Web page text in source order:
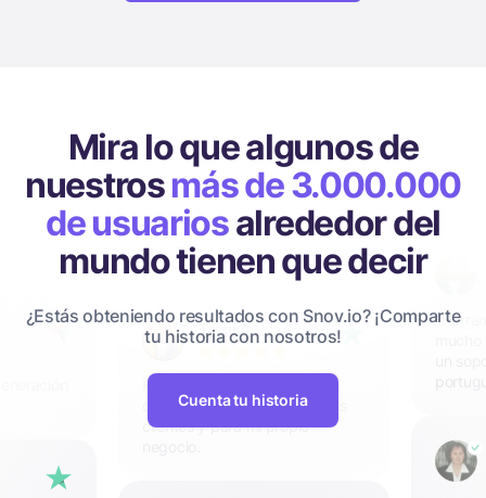
Mira lo que algunos de
nuestrosmás de 3.000.000
de usuariosalrededor del
mundo tienen que decir
¿Estás obteniendo resultados con Snov.io? ¡Comparte
tu historia con nosotros!
Cuenta tu historia
Trepke
He estado utilizando Snov.io
durante un tiempo para varios
clientes y para mi propio